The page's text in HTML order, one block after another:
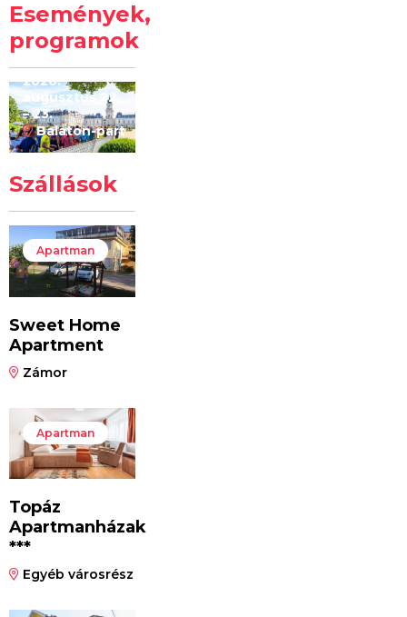
Események,
programok
Kilóméterek
2026
2026.
augusztus 22
– 23.
Balaton-part
Szállások
Apartman
Sweet Home
Apartment
Zámor
Apartman
Topáz
Apartmanházak
***
Egyéb városrész